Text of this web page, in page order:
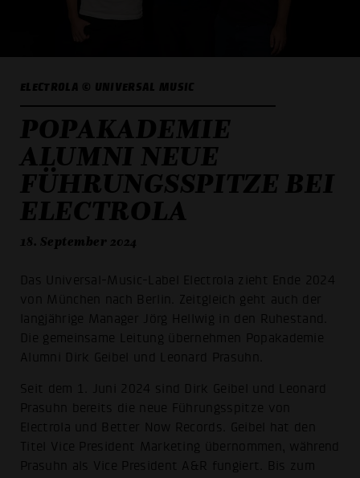
ELECTROLA © UNIVERSAL MUSIC
POPAKADEMIE
ALUMNI NEUE
FÜHRUNGSSPITZE BEI
ELECTROLA
18. September 2024
Das Universal-Music-Label Electrola zieht Ende 2024
von München nach Berlin. Zeitgleich geht auch der
langjährige Manager Jörg Hellwig in den Ruhestand.
Die gemeinsame Leitung übernehmen Popakademie
Alumni Dirk Geibel und Leonard Prasuhn.
Seit dem 1. Juni 2024 sind Dirk Geibel und Leonard
Prasuhn bereits die neue Führungsspitze von
Electrola und Better Now Records. Geibel hat den
Titel Vice President Marketing übernommen, während
Prasuhn als Vice President A&R fungiert. Bis zum